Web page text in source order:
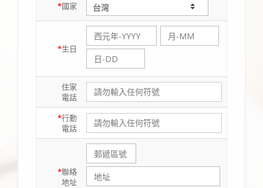
*國家
*生日
住家
電話
*行動
電話
*聯絡
地址